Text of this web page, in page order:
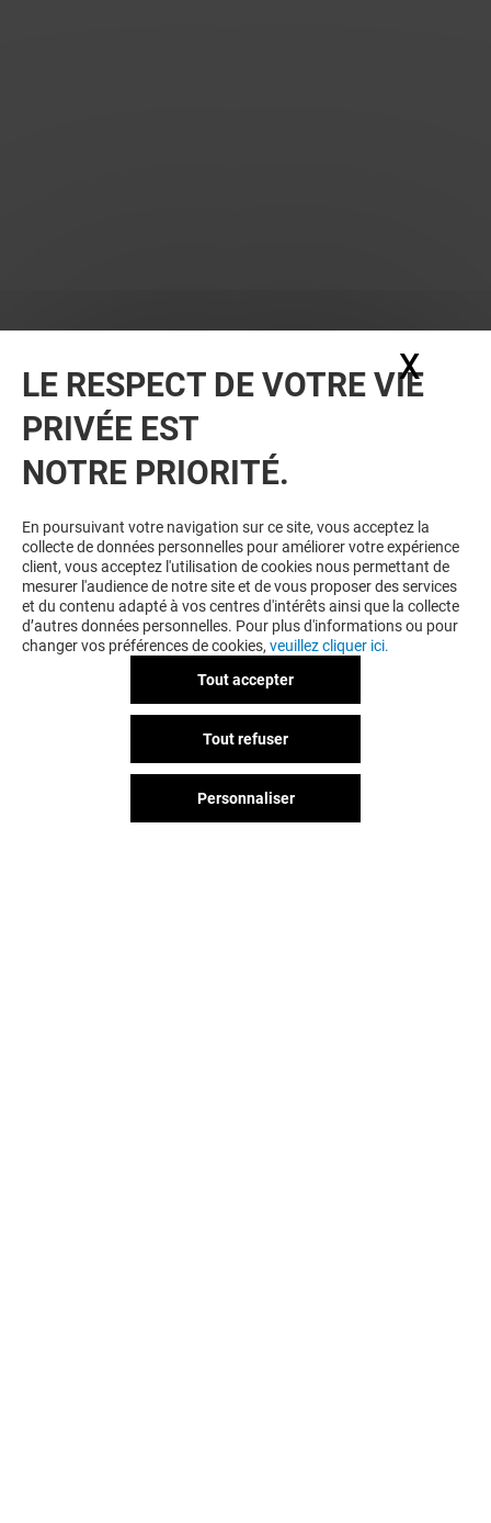
VOUS EN VOULEZ PLUS ? VOUS
AIMEREZ PEUT-ÊTRE
LE RESPECT DE VOTRE VIE
PRIVÉE EST
NOTRE PRIORITÉ.
En poursuivant votre navigation sur ce site, vous acceptez la
collecte de données personnelles pour améliorer votre expérience
client, vous acceptez l'utilisation de cookies nous permettant de
mesurer l'audience de notre site et de vous proposer des services
et du contenu adapté à vos centres d'intérêts ainsi que la collecte
d’autres données personnelles. Pour plus d'informations ou pour
changer vos préférences de cookies, veuillez cliquer ici.
Tout accepter
Tout refuser
Personnaliser
X